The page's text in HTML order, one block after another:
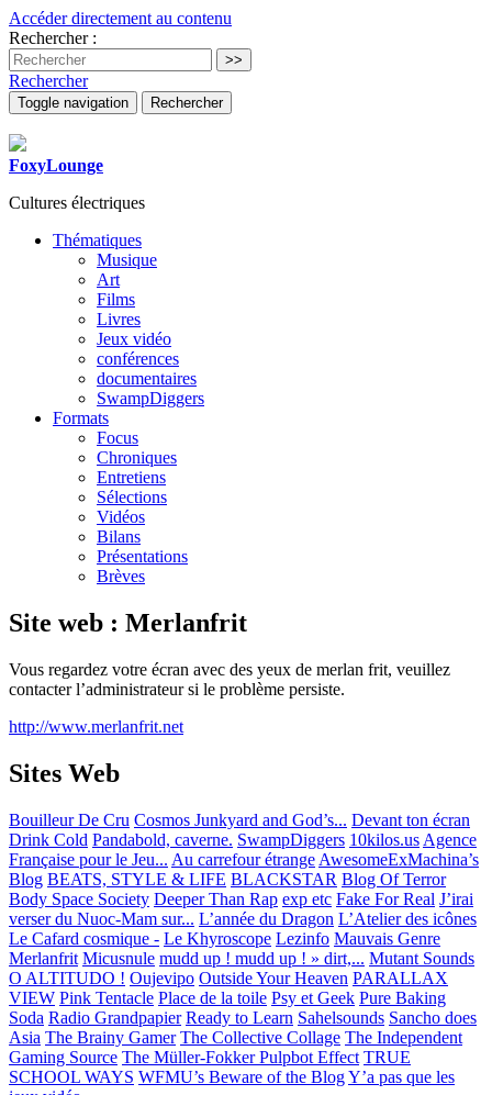
Accéder directement au contenu
Rechercher :
Rechercher
Toggle navigation Rechercher
FoxyLounge
Cultures électriques
Thématiques
Musique
Art
Films
Livres
Jeux vidéo
conférences
documentaires
SwampDiggers
Formats
Focus
Chroniques
Entretiens
Sélections
Vidéos
Bilans
Présentations
Brèves
Site web : Merlanfrit
Vous regardez votre écran avec des yeux de merlan frit, veuillez
contacter l’administrateur si le problème persiste.
http://www.merlanfrit.net
Sites Web
Bouilleur De Cru Cosmos Junkyard and God’s... Devant ton écran
Drink Cold Pandabold, caverne. SwampDiggers 10kilos.us Agence
Française pour le Jeu... Au carrefour étrange AwesomeExMachina’s
Blog BEATS, STYLE & LIFE BLACKSTAR Blog Of Terror
Body Space Society Deeper Than Rap exp etc Fake For Real J’irai
verser du Nuoc-Mam sur... L’année du Dragon L’Atelier des icônes
Le Cafard cosmique - Le Khyroscope Lezinfo Mauvais Genre
Merlanfrit Micusnule mudd up ! mudd up ! » dirt,... Mutant Sounds
O ALTITUDO ! Oujevipo Outside Your Heaven PARALLAX
VIEW Pink Tentacle Place de la toile Psy et Geek Pure Baking
Soda Radio Grandpapier Ready to Learn Sahelsounds Sancho does
Asia The Brainy Gamer The Collective Collage The Independent
Gaming Source The Müller-Fokker Pulpbot Effect TRUE
SCHOOL WAYS WFMU’s Beware of the BlogY’a pas que les